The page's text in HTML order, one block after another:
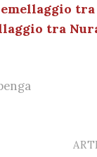
tra
tra